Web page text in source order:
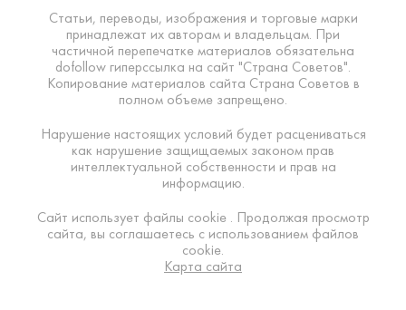
Статьи, переводы, изображения и торговые марки
принадлежат их авторам и владельцам. При
частичной перепечатке материалов обязательна
dofollow гиперссылка на сайт "Страна Советов".
Копирование материалов сайта Страна Советов в
полном объеме запрещено.
Нарушение настоящих условий будет расцениваться
как нарушение защищаемых законом прав
интеллектуальной собственности и прав на
информацию.
Сайт использует файлы cookie . Продолжая просмотр
сайта, вы соглашаетесь с использованием файлов
cookie.
Карта сайта